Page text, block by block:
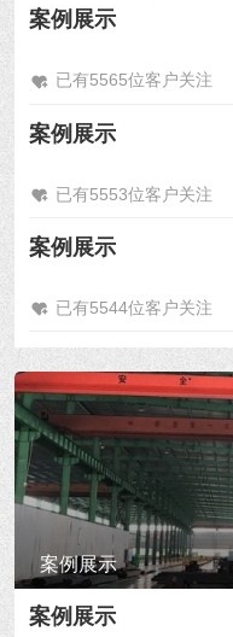
案例展示
已有5565位客户关注
案例展示
已有5553位客户关注
案例展示
已有5544位客户关注
案例展示
案例展示